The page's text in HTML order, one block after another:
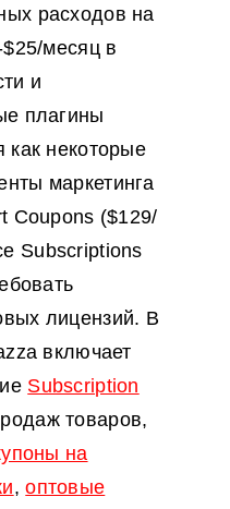
расходов на
месяц в
и
плагины
как некоторые
маркетинга
Coupons ($129/
Subscriptions
лицензий. В
включает
Subscription
товаров,
на
,оптовые